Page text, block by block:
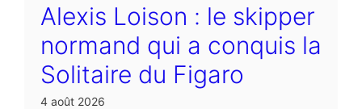
Alexis Loison : le skipper
normand qui a conquis la
Solitaire du Figaro
4 août 2026